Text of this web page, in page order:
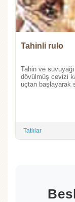
Tahinli rulo
Tahin ve
dövülmüş cevizi
uçtan başlayarak
Tatlılar